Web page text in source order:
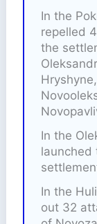
In the
repelled
the
In the
launched
In the
out 32